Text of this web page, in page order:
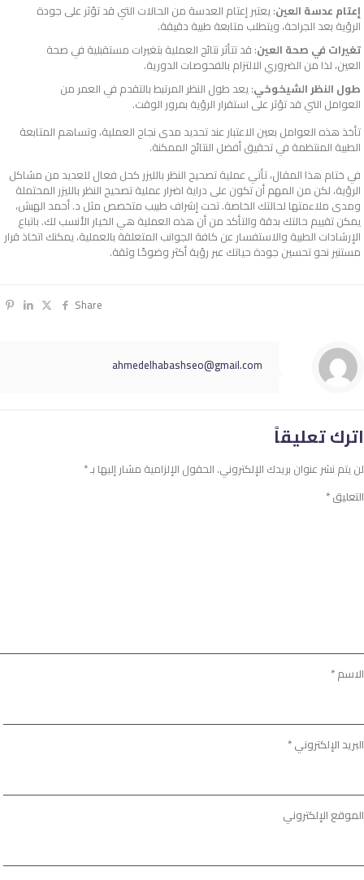
إعتام عدسة العين: يعتبر إعتام العدسة من الحالات التي قد تؤثر على جودة
الرؤية بعد الجراحة، ويتطلب متابعة طبية دقيقة.
تغيرات في صحة العين: قد تتأثر نتائج العملية بتغيرات مستقبلية في صحة
العين، لذا من الضروري الالتزام بالفحوصات الدورية.
طول النظر الشيخوخي: يعد طول النظر المرتبط بالتقدم في العمر من
العوامل التي قد تؤثر على استقرار الرؤية بمرور الوقت.
تأخذ هذه العوامل بعين الاعتبار عند تحديد مدى نجاح العملية، وتساهم المتابعة
الطبية المنتظمة في تحقيق أفضل النتائج الممكنة.
في ختام هذا المقال، تأتي عملية تصحيح النظر بالليزر كحل فعال للعديد من مشاكل
الرؤية، لكن من المهم أن تكون على دراية اضرار عملية تصحيح النظر بالليزر​ المحتملة
ومدى ملاءمتها لحالتك الخاصة. تحت إشراف طبيب متخصص مثل د. أحمد الهبش،
يمكن تقييم حالتك بدقة والتأكد من أن هذه العملية هي الخيار الأنسب لك. باتباع
الإرشادات الطبية والاستفسار عن كافة الجوانب المتعلقة بالعملية، يمكنك اتخاذ قرار
مستنير نحو تحسين جودة حياتك عبر رؤية أكثر وضوحًا وثقة.
Share
ahmedelhabashseo@gmail.com
اترك تعليقاً
لن يتم نشر عنوان بريدك الإلكتروني. الحقول الإلزامية مشار إليها بـ*
التعليق*
الاسم*
البريد الإلكتروني*
الموقع الإلكتروني